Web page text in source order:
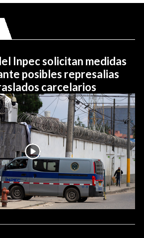
Inpec solicitan medidas
posibles represalias
carcelarios